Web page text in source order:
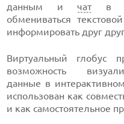
данным ичатв
обмениваться
информировать друг
Виртуальный глобус
возможность
данные в
использован как
и как самостоятельное